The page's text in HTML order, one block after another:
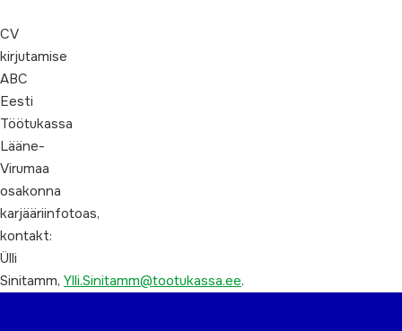
CV
kirjutamise
ABC
Eesti
Töötukassa
Lääne-
Virumaa
osakonna
karjääriinfotoas,
kontakt:
Ülli
Sinitamm, Ylli.Sinitamm@tootukassa.ee.